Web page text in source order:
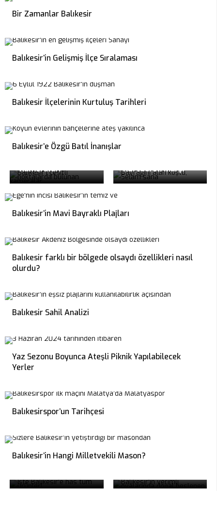
Bir Zamanlar Balıkesir
Balıkesir’in Gelişmiş İlçe Sıralaması
Balıkesir İlçelerinin Kurtuluş Tarihleri
Balıkesir’e Özgü Batıl İnanışlar
Kameraları
Kurtdereli Marşı
Balıkesir’in Mavi Bayraklı Plajları
Balıkesir farklı bir bölgede olsaydı özellikleri nasıl
olurdu?
Balıkesir Sahil Analizi
Yaz Sezonu Boyunca Ateşli Piknik Yapılabilecek
Yerler
Balıkesirspor’un Tarihçesi
Balıkesir’in Hangi Milletvekili Mason?
Balıkesir’in Coğrafi